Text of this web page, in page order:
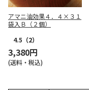
アマニ油効果４．４×３１
袋入Ｂ（２個）
4.5 （2）
3,380円
(送料・税込)